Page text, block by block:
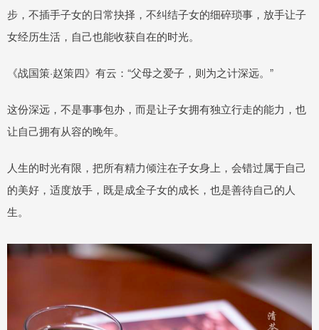
步，不插手子女的日常抉择，不纠结子女的细碎琐事，放手让子
女经历生活，自己也能收获自在的时光。
《战国策·赵策四》有云：“父母之爱子，则为之计深远。”
这份深远，不是事事包办，而是让子女拥有独立行走的能力，也
让自己拥有从容的晚年。
人生的时光有限，把所有精力倾注在子女身上，会错过属于自己
的美好，适度放手，既是成全子女的成长，也是善待自己的人
生。